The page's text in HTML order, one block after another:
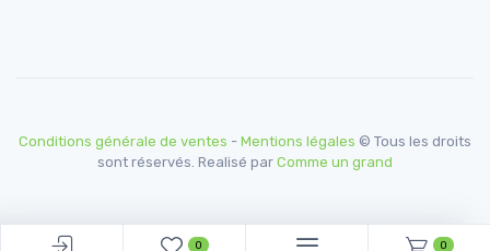
Conditions générale de ventes - Mentions légales © Tous les droits
sont réservés. Realisé par Comme un grand
0 0